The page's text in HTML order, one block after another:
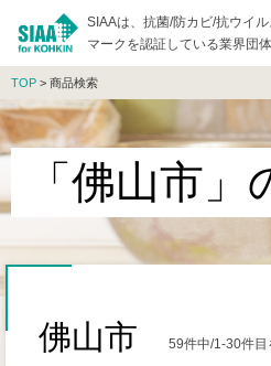
SIAAは、抗菌/防カビ/抗ウイ
マークを認証している業界団体
TOP > 商品検索
「佛山市
佛山市 59件中/1-30件